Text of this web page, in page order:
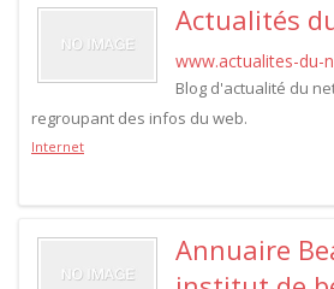
Actualités
www.actualites-du-
Blog d'actualité du
regroupant des infos du web.
Internet
Annuaire